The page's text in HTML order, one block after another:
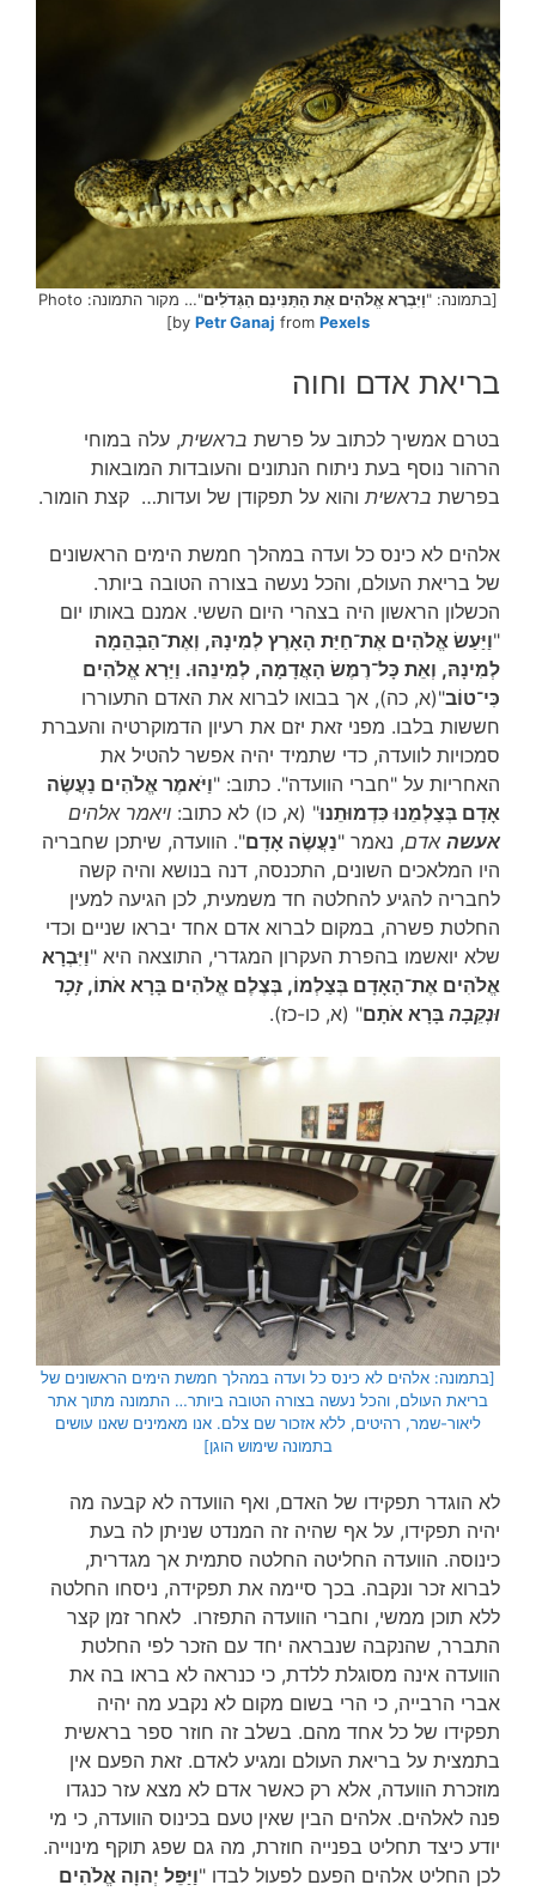
[בתמונה: "וַיִּבְרָא אֱלֹהִים אֶת הַתַּנִּינִם הַגְּדֹלִים
"… מקור התמונה: Photo
by Petr Ganaj from Pexels
]
בריאת אדם וחוה
בטרם אמשיך לכתוב על פרשת בראשית, עלה במוחי
הרהור נוסף בעת ניתוח הנתונים והעובדות המובאות
בפרשת בראשית והוא על תפקודן של ועדות… קצת הומור.
אלהים לא כינס כל ועדה במהלך חמשת הימים הראשונים
של בריאת העולם, והכל נעשה בצורה הטובה ביותר.
הכשלון הראשון היה בצהרי היום הששי. אמנם באותו יום
"וַיַּעַשׂ אֱלֹהִים אֶת־חַיַּת הָאָרֶץ לְמִינָהּ, וְאֶת־הַבְּהֵמָה
לְמִינָהּ, וְאֵת כָּל־רֶמֶשׂ הָאֲדָמָה, לְמִינֵהוּ. וַיַּרְא אֱלֹהִים
כִּי־טוֹב"(א, כה), אך בבואו לברוא את האדם התעוררו
חששות בלבו. מפני זאת יזם את רעיון הדמוקרטיה והעברת
סמכויות לוועדה, כדי שתמיד יהיה אפשר להטיל את
האחריות על "חברי הוועדה". כתוב: "וַיֹּאמֶר אֱלֹהִים נַעֲשֶׂה
אָדָם בְּצַלְמֵנוּ כִּדְמוּתֵנוּ" (א, כו) לא כתוב: ויאמר אלהים
אעשה אדם, נאמר "נַעֲשֶׂה אָדָם". הוועדה, שיתכן שחבריה
היו המלאכים השונים, התכנסה, דנה בנושא והיה קשה
לחבריה להגיע להחלטה חד משמעית, לכן הגיעה למעין
החלטת פשרה, במקום לברוא אדם אחד יבראו שניים וכדי
שלא יואשמו בהפרת העקרון המגדרי, התוצאה היא "וַיִּבְרָא
אֱלֹהִים אֶת־הָאָדָם בְּצַלְמוֹ, בְּצֶלֶם אֱלֹהִים בָּרָא אֹתוֹ,זָכָר
וּנְקֵבָה בָּרָא אֹתָם" (א, כו-כז).
[בתמונה: אלהים לא כינס כל ועדה במהלך חמשת הימים הראשונים של
בריאת העולם, והכל נעשה בצורה הטובה ביותר… התמונה מתוך אתר
ליאור-שמר, רהיטים, ללא אזכור שם צלם. אנו מאמינים שאנו עושים
בתמונה שימוש הוגן]
לא הוגדר תפקידו של האדם, ואף הוועדה לא קבעה מה
יהיה תפקידו, על אף שהיה זה המנדט שניתן לה בעת
כינוסה. הוועדה החליטה החלטה סתמית אך מגדרית,
לברוא זכר ונקבה. בכך סיימה את תפקידה, ניסחו החלטה
ללא תוכן ממשי, וחברי הוועדה התפזרו. לאחר זמן קצר
התברר, שהנקבה שנבראה יחד עם הזכר לפי החלטת
הוועדה אינה מסוגלת ללדת, כי כנראה לא בראו בה את
אברי הרבייה, כי הרי בשום מקום לא נקבע מה יהיה
תפקידו של כל אחד מהם. בשלב זה חוזר ספר בראשית
בתמצית על בריאת העולם ומגיע לאדם. זאת הפעם אין
מוזכרת הוועדה, אלא רק כאשר אדם לא מצא עזר כנגדו
פנה לאלהים. אלהים הבין שאין טעם בכינוס הוועדה, כי מי
יודע כיצד תחליט בפנייה חוזרת, מה גם שפג תוקף מינוייה.
לכן החליט אלהים הפעם לפעול לבדו "וַיַּפֵּל יְהוָה אֱלֹהִים